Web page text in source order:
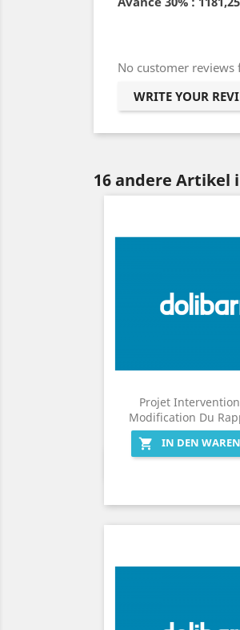
No customer
WRITE YOUR
16 andere Artikel
Projet
Modification Du

IN DEN